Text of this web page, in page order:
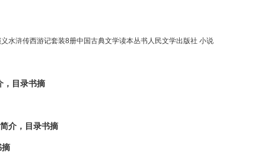
水浒传西游记套装8册中国古典文学读本丛书人民文学出版社 小说
，目录书摘
介，目录书摘
摘